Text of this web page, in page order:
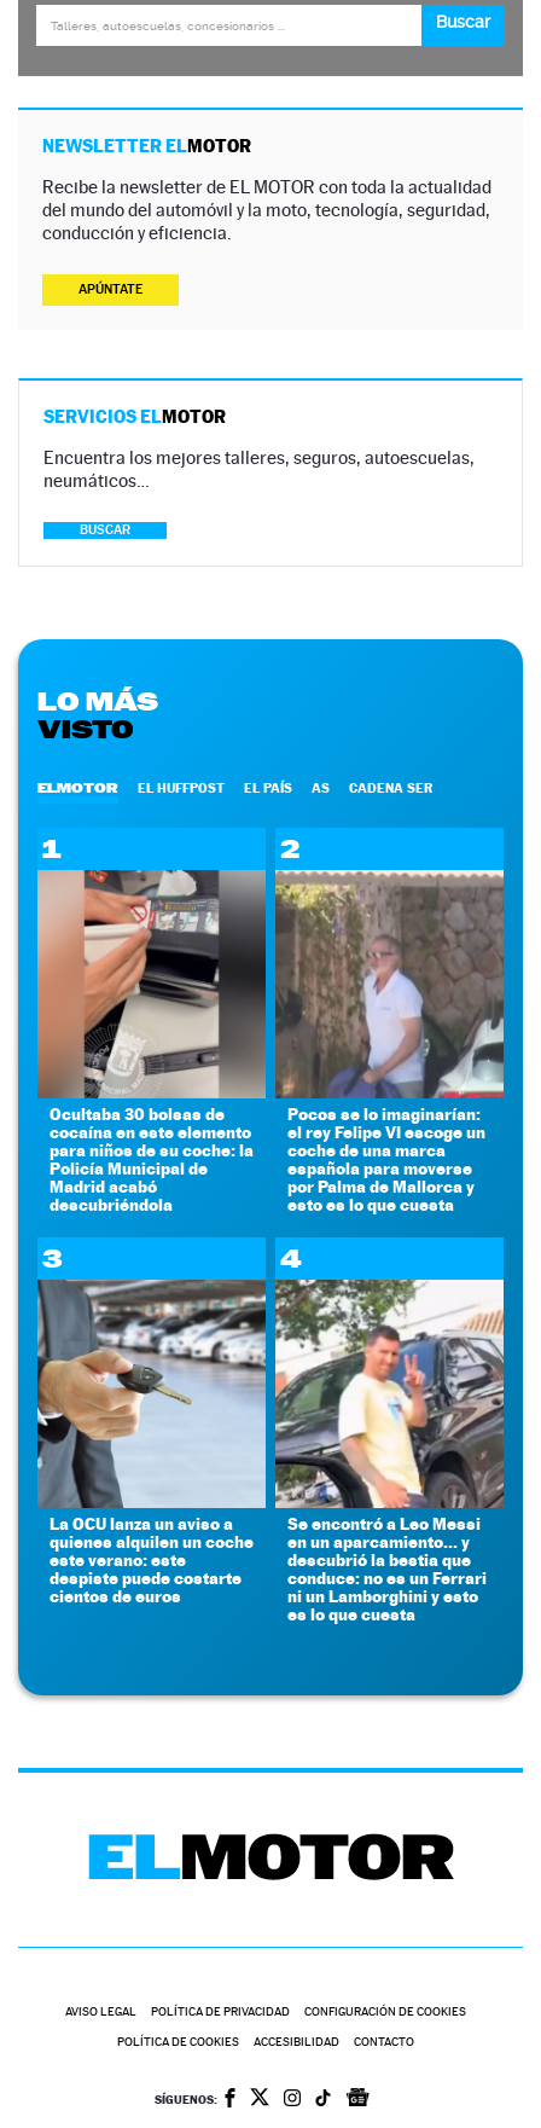
NEWSLETTER ELMOTOR
Recibe la newsletter de EL MOTOR con toda la actualidad
del mundo del automóvil y la moto, tecnología, seguridad,
conducción y eficiencia.
APÚNTATE
SERVICIOS ELMOTOR
Encuentra los mejores talleres, seguros, autoescuelas,
neumáticos…
BUSCAR
LO MÁS
VISTO
ELMOTOR EL HUFFPOST EL PAÍS AS CADENA SER
1
Ocultaba 30 bolsas de
cocaína en este elemento
para niños de su coche: la
Policía Municipal de
Madrid acabó
descubriéndola
2
Pocos se lo imaginarían:
el rey Felipe VI escoge un
coche de una marca
española para moverse
por Palma de Mallorca y
esto es lo que cuesta
3
La OCU lanza un aviso a
quienes alquilen un coche
este verano: este
despiste puede costarte
cientos de euros
4
Se encontró a Leo Messi
en un aparcamiento... y
descubrió la bestia que
conduce: no es un Ferrari
ni un Lamborghini y esto
es lo que cuesta
AVISO LEGAL POLÍTICA DE PRIVACIDAD CONFIGURACIÓN DE COOKIES
POLÍTICA DE COOKIES ACCESIBILIDAD CONTACTO
SÍGUENOS: